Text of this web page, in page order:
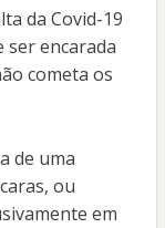
da Covid-19
ser encarada
cometa os
de uma
ou
em